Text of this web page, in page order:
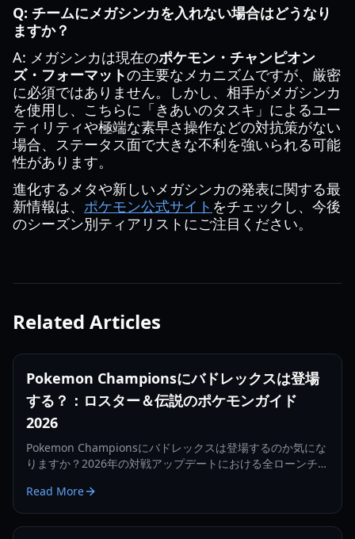
Q: チームにメガシンカを入れない場合はどうなり
ますか？
A: メガシンカは現在のポケモン・チャンピオン
ズ・フォーマットの主要なメカニズムですが、厳密
に必須ではありません。しかし、相手がメガシンカ
を使用し、こちらに「きあいのタスキ」によるユー
ティリティや極端な素早さ操作などの対抗策がない
場合、ステータス面で大きな不利を強いられる可能
性があります。
進化するメタや新しいメガシンカの発表に関する最
新情報は、 ポケモン公式サイト をチェックし、今後
のシーズン別ティアリストにご注目ください。
Related Articles
Pokemon Championsにバドレックスは登場
する？：ロスター＆伝説のポケモンガイド
2026
Pokemon Championsにバドレックスは登場するのか気にな
りますか？2026年の対戦アップデートにおける全ローンチロ
の変更点について詳しく解説します。
Read More